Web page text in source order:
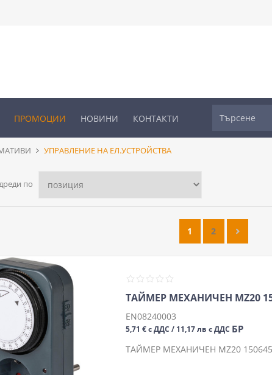
ПРОМОЦИИ НОВИНИ КОНТАКТИ
УПРАВЛЕНИЕ НА ЕЛ.УСТРОЙСТВА
по
1 2
ТАЙМЕР МЕХАНИЧЕН MZ20
EN08240003
5,71 € с ДДС / 11,17 лв с ДДС БР
ТАЙМЕР МЕХАНИЧЕН MZ20